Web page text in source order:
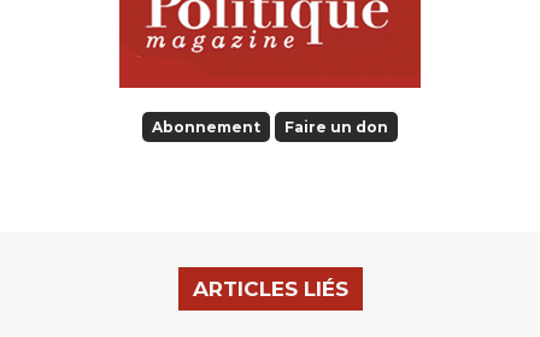
Abonnement Faire un don
ARTICLES LIÉS